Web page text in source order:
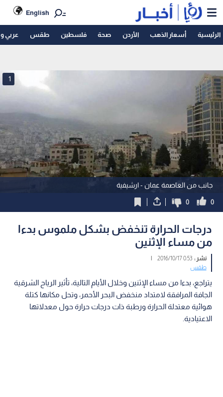
English
الرئيسية أسعار الذهب الأردن صحة فلسطين طقس عربي
جانب من العاصمة عمان - ارشيفية
1
0
0
درجات الحرارة تنخفض بشكل ملموس بدءا
من مساء الإثنين
نشر :0:53 2016/10/17
|
طقس
يتراجع، بدءا من مساء الإثنين وخلال الأيام التالية، تأثير الرياح الشرقية
الجافة المرافقة لامتداد منخفض البحر الأحمر، وتحل مكانها كتلة
هوائية معتدلة الحرارة ورطبة ذات درجات حرارة حول معدلاتها
الاعتيادية.